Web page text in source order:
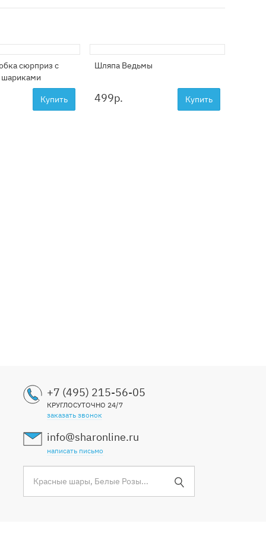
сюрприз с
Купить
Шляпа Ведьмы
499р. Купить
+7 (495) 215-56-05
КРУГЛОСУТОЧНО 24/7
заказать звонок
info@sharonline.ru
написать письмо